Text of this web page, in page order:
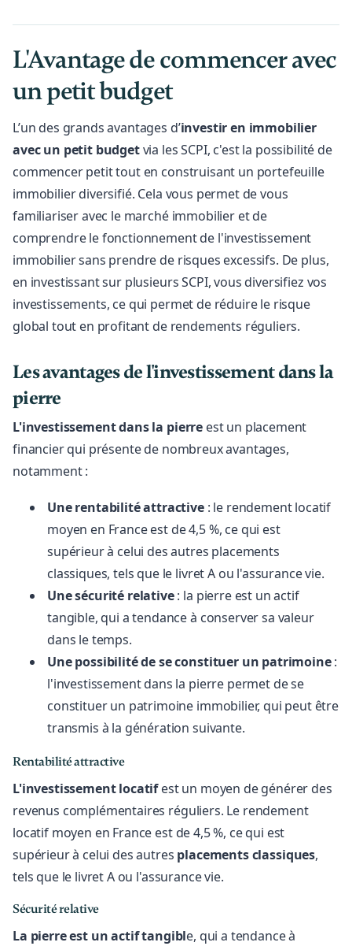
L'Avantage de commencer avec
un petit budget
L’un des grands avantages d’investir en immobilier
avec un petit budgetvia les SCPI, c'est la possibilité de
commencer petit tout en construisant un portefeuille
immobilier diversifié. Cela vous permet de vous
familiariser avec le marché immobilier et de
comprendre le fonctionnement de l'investissement
immobilier sans prendre de risques excessifs. De plus,
en investissant sur plusieurs SCPI, vous diversifiez vos
investissements, ce qui permet de réduire le risque
global tout en profitant de rendements réguliers.
Les avantages de l'investissement dans la
pierre
L'investissement dans la pierre est un placement
financier qui présente de nombreux avantages,
notamment :
Une rentabilité attractive : le rendement locatif
moyen en France est de 4,5 %, ce qui est
supérieur à celui des autres placements
classiques, tels que le livret A ou l'assurance vie.
Une sécurité relative: la pierre est un actif
tangible, qui a tendance à conserver sa valeur
dans le temps.
Une possibilité de se constituer un patrimoine:
l'investissement dans la pierre permet de se
constituer un patrimoine immobilier, qui peut être
transmis à la génération suivante.
Rentabilité attractive
L'investissement locatifest un moyen de générer des
revenus complémentaires réguliers. Le rendement
locatif moyen en France est de 4,5 %, ce qui est
supérieur à celui des autres placementsclassiques,
tels que le livret A ou l'assurance vie.
Sécurité relative
La pierre est un actif tangible, qui a tendance à